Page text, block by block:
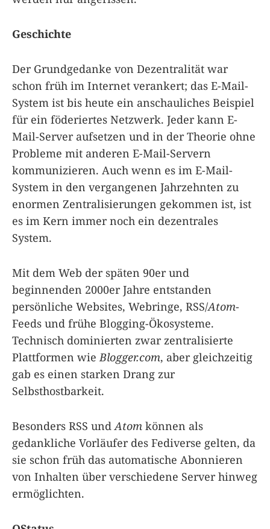
Geschichte
Der Grundgedanke von Dezentralität war
schon früh im Internet verankert; das E-Mail-
System ist bis heute ein anschauliches Beispiel
für ein föderiertes Netzwerk. Jeder kann E-
Mail-Server aufsetzen und in der Theorie ohne
Probleme mit anderen E-Mail-Servern
kommunizieren. Auch wenn es im E-Mail-
System in den vergangenen Jahrzehnten zu
enormen Zentralisierungen gekommen ist, ist
es im Kern immer noch ein dezentrales
System.
Mit dem Web der späten 90er und
beginnenden 2000er Jahre entstanden
persönliche Websites, Webringe, RSS/Atom-
Feeds und frühe Blogging-Ökosysteme.
Technisch dominierten zwar zentralisierte
Plattformen wie Blogger.com, aber gleichzeitig
gab es einen starken Drang zur
Selbsthostbarkeit.
Besonders RSS und Atom können als
gedankliche Vorläufer des Fediverse gelten, da
sie schon früh das automatische Abonnieren
von Inhalten über verschiedene Server hinweg
ermöglichten.